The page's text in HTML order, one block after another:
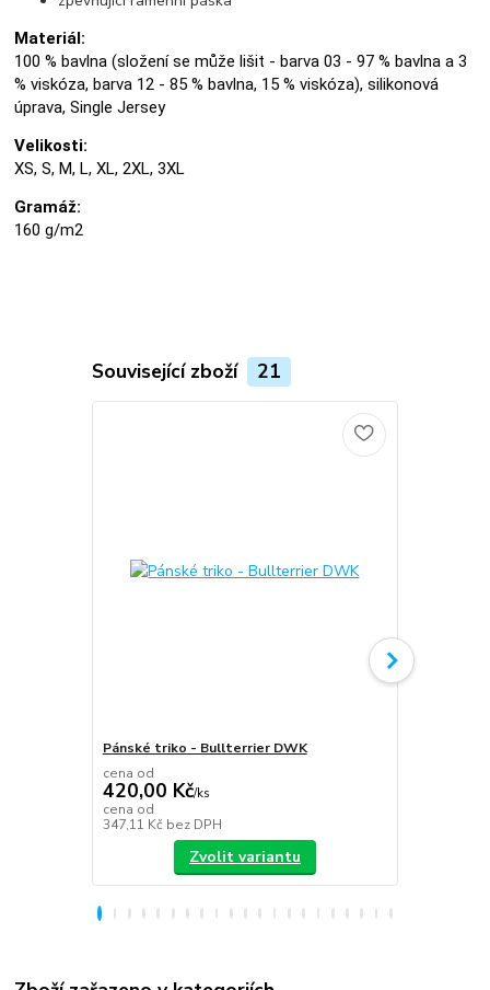
Materiál:
100 % bavlna (složení se může lišit - barva 03 - 97 % bavlna a 3
% viskóza, barva 12 - 85 % bavlna, 15 % viskóza), silikonová
úprava, Single Jersey
Velikosti:
XS, S, M, L, XL, 2XL, 3XL
Gramáž:
160 g/m2
Související zboží 21
Pánské triko - Bullterrier DWK
cena od
420,00 Kč/ks
cena od
347,11 Kč bez DPH
Zvolit variantu